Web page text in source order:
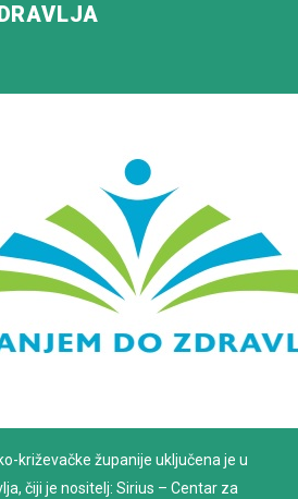
križevačke županije uključena je u
čiji je nositelj: Sirius – Centar za